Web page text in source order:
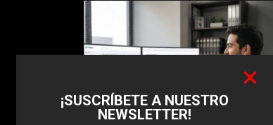
ES NOTICIA
¡SUSCRÍBETE A NUESTRO
NEWSLETTER!